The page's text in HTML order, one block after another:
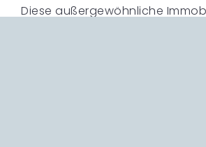
Diese außergewöhnliche